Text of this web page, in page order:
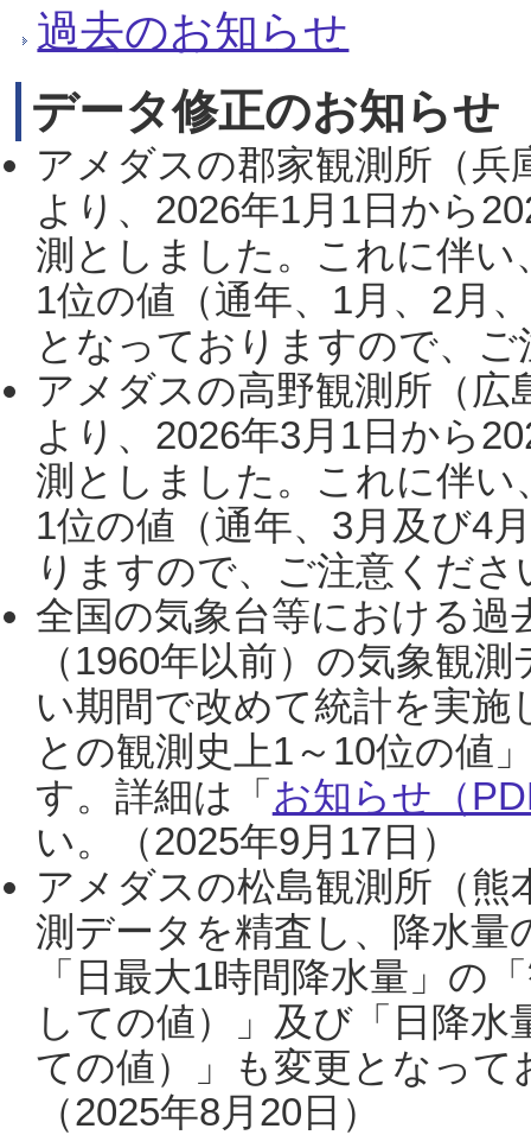
過去のお知らせ
データ修正のお知らせ
アメダスの郡家観測所（
より、2026年1月1日から
測としました。これに伴い
1位の値（通年、1月、2月
となっておりますので、
アメダスの高野観測所（
より、2026年3月1日から
測としました。これに伴い
1位の値（通年、3月及び4
りますので、ご注意くだ
全国の気象台等における過
（1960年以前）の気象観
い期間で改めて統計を実
との観測史上1～10位の値
す。詳細は「 お知らせ（
い。（2025年9月17日）
アメダスの松島観測所（熊
測データを精査し、降水
「日最大1時間降水量」の
しての値）」及び「日降
ての値）」も変更となっ
（2025年8月20日）